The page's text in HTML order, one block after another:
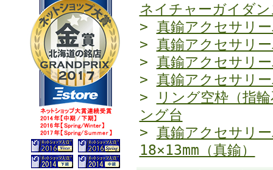
ネイチャーガイダン
> 真鍮アクセサリ
> 真鍮アクセサリ
> 真鍮アクセサリ
> 真鍮アクセサリ
>
リング空枠（指
ング台
> 真鍮アクセサリ
18×13mm（真鍮）